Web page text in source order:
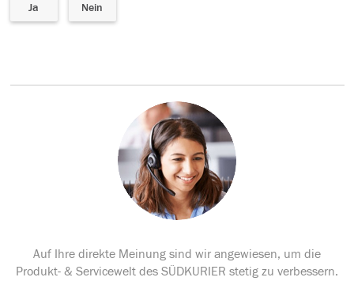
Ja Nein
Auf Ihre direkte Meinung sind wir angewiesen, um die
Produkt- & Servicewelt des SÜDKURIER stetig zu verbessern.